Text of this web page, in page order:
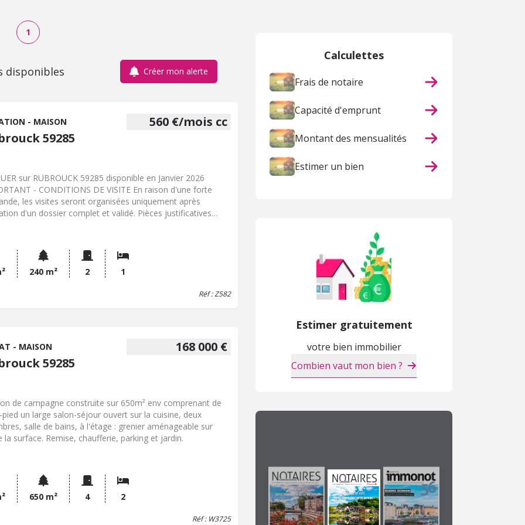
1
disponibles Créer mon alerte
560 €/mois cc
- MAISON
59285
sur RUBROUCK 59285 disponible en Janvier 2026
- CONDITIONS DE VISITE En raison d'une forte
les visites seront organisées uniquement après
d'un dossier complet et validé. Pièces justificatives
employeur Dernier avis d'imposition Quittance de
Dossier, déposer votre dossier à M. DANEL - Étude de
COUVELARD, Notaire à Bollezeele (59470) Cette maison
Aménagée et Equipée, WC, Salle de bains (douche
vitrage
240 m² 2 1
Réf : Z582
168 000 €
- MAISON
59285
de campagne construite sur 650m² env comprenant de
pied un large salon-séjour ouvert sur la cuisine, deux
salle de bains, à l'étage : grenier aménageable sur
la surface. Remise, chaufferie, parking et jardin.
650 m² 4 2
Réf : W3725
Calculettes
Frais de notaire
Capacité d'emprunt
Montant des mensualités
Estimer un bien
Estimer gratuitement
votre bien immobilier
Combien vaut mon bien ?